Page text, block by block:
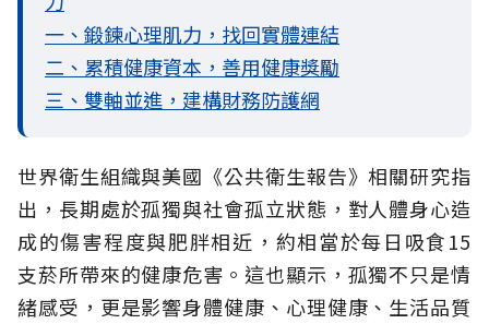
一、鍛鍊心理肌力，找回實體連結
二、累積健康資本，善用健康獎勵
三、雙軸並進，建構財務防護網
世界衛生組織與美國《公共衛生報告》相關研究指
出，長期處於孤獨與社會孤立狀態，對人體身心造
成的傷害程度與肥胖相近，約相當於每日吸食15
支菸所帶來的健康危害。這也顯示，孤獨不只是情
緒感受，更是影響身體健康、心理健康、生活品質